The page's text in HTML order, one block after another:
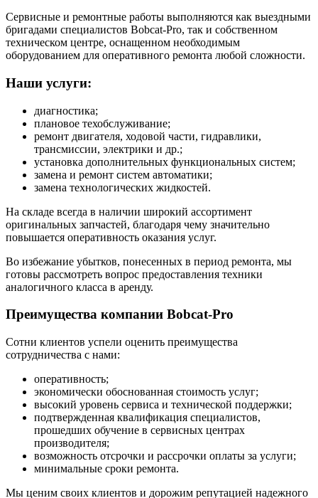
Сервисные и ремонтные работы выполняются как выездными
бригадами специалистов Bobcat-Pro, так и собственном
техническом центре, оснащенном необходимым
оборудованием для оперативного ремонта любой сложности.
Наши услуги:
диагностика;
плановое техобслуживание;
ремонт двигателя, ходовой части, гидравлики,
трансмиссии, электрики и др.;
установка дополнительных функциональных систем;
замена и ремонт систем автоматики;
замена технологических жидкостей.
На складе всегда в наличии широкий ассортимент
оригинальных запчастей, благодаря чему значительно
повышается оперативность оказания услуг.
Во избежание убытков, понесенных в период ремонта, мы
готовы рассмотреть вопрос предоставления техники
аналогичного класса в аренду.
Преимущества компании Bobcat-Pro
Сотни клиентов успели оценить преимущества
сотрудничества с нами:
оперативность;
экономически обоснованная стоимость услуг;
высокий уровень сервиса и технической поддержки;
подтвержденная квалификация специалистов,
прошедших обучение в сервисных центрах
производителя;
возможность отсрочки и рассрочки оплаты за услуги;
минимальные сроки ремонта.
Мы ценим своих клиентов и дорожим репутацией надежного